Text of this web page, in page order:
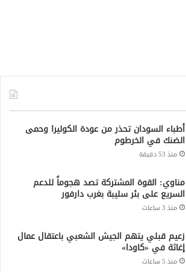
جديدة لإدارة المشتريات الحكومية
في السودان
منذ 17 ساعة
لشبكة صقر الجديان الإخبارية 2021